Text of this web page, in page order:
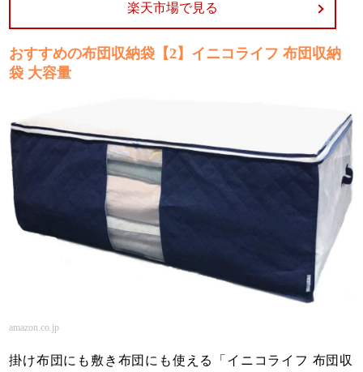
楽天市場で見る
おすすめの布団収納袋【2】イニコライフ 布団収納
袋 大容量
amazon.co.jp
掛け布団にも敷き布団にも使える「イニコライフ 布団収